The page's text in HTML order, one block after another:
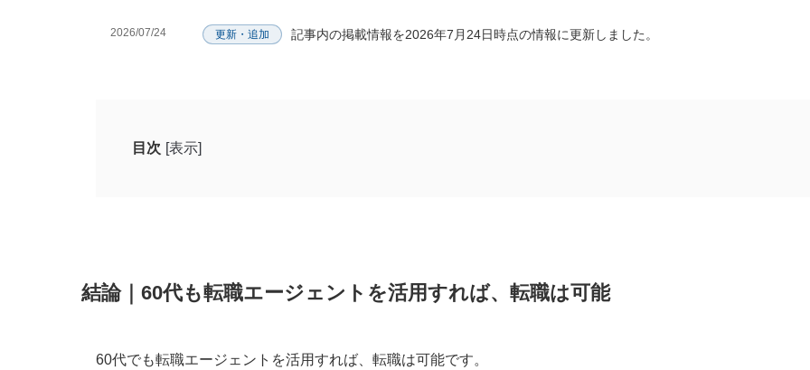
2026/07/24 更新・追加 記事内の掲載情報を2026年7月24日時点の情報に更新しました。
目次 [表示]
ビズリーチ
マイナビミドルシニア
結論｜60代も転職エージェントを活用すれば、転職は可能
60代でも転職エージェントを活用すれば、転職は可能です。